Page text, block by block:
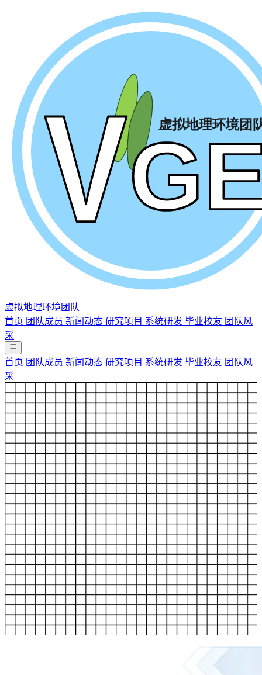
虚拟地理环境团队
首页 团队成员 新闻动态 研究项目 系统研发 毕业校友 团队风
采
首页 团队成员 新闻动态 研究项目 系统研发 毕业校友 团队风
采